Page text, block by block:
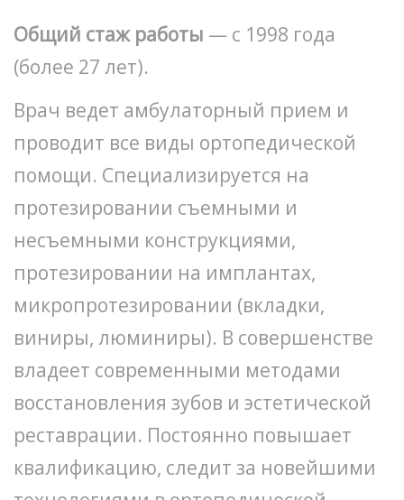
Общий стаж работы — с 1998 года
(более 27 лет).
Врач ведет амбулаторный прием и
проводит все виды ортопедической
помощи. Специализируется на
протезировании съемными и
несъемными конструкциями,
протезировании на имплантах,
микропротезировании (вкладки,
виниры, люминиры). В совершенстве
владеет современными методами
восстановления зубов и эстетической
реставрации. Постоянно повышает
квалификацию, следит за новейшими